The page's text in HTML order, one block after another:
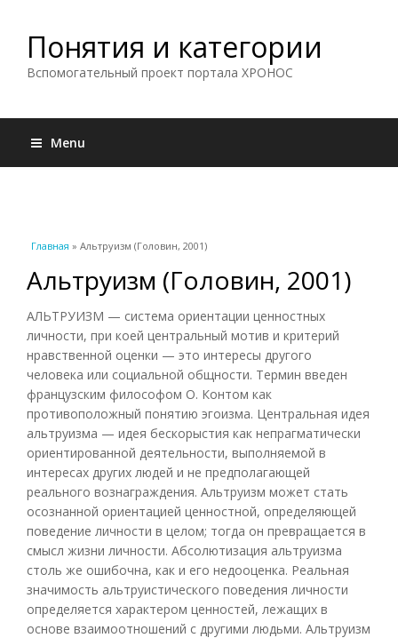
Понятия и категории
Вспомогательный проект портала ХРОНОС
Menu
Вы здесь
Главная » Альтруизм (Головин, 2001)
Альтруизм (Головин, 2001)
АЛЬТРУИЗМ — система ориентации ценностных
личности, при коей центральный мотив и критерий
нравственной оценки — это интересы другого
человека или социальной общности. Термин введен
французским философом О. Контом как
противоположный понятию эгоизма. Центральная идея
альтруизма — идея бескорыстия как непрагматически
ориентированной деятельности, выполняемой в
интересах других людей и не предполагающей
реального вознаграждения. Альтруизм может стать
осознанной ориентацией ценностной, определяющей
поведение личности в целом; тогда он превращается в
смысл жизни личности. Абсолютизация альтруизма
столь же ошибочна, как и его недооценка. Реальная
значимость альтруистического поведения личности
определяется характером ценностей, лежащих в
основе взаимоотношений с другими людьми. Альтруизм